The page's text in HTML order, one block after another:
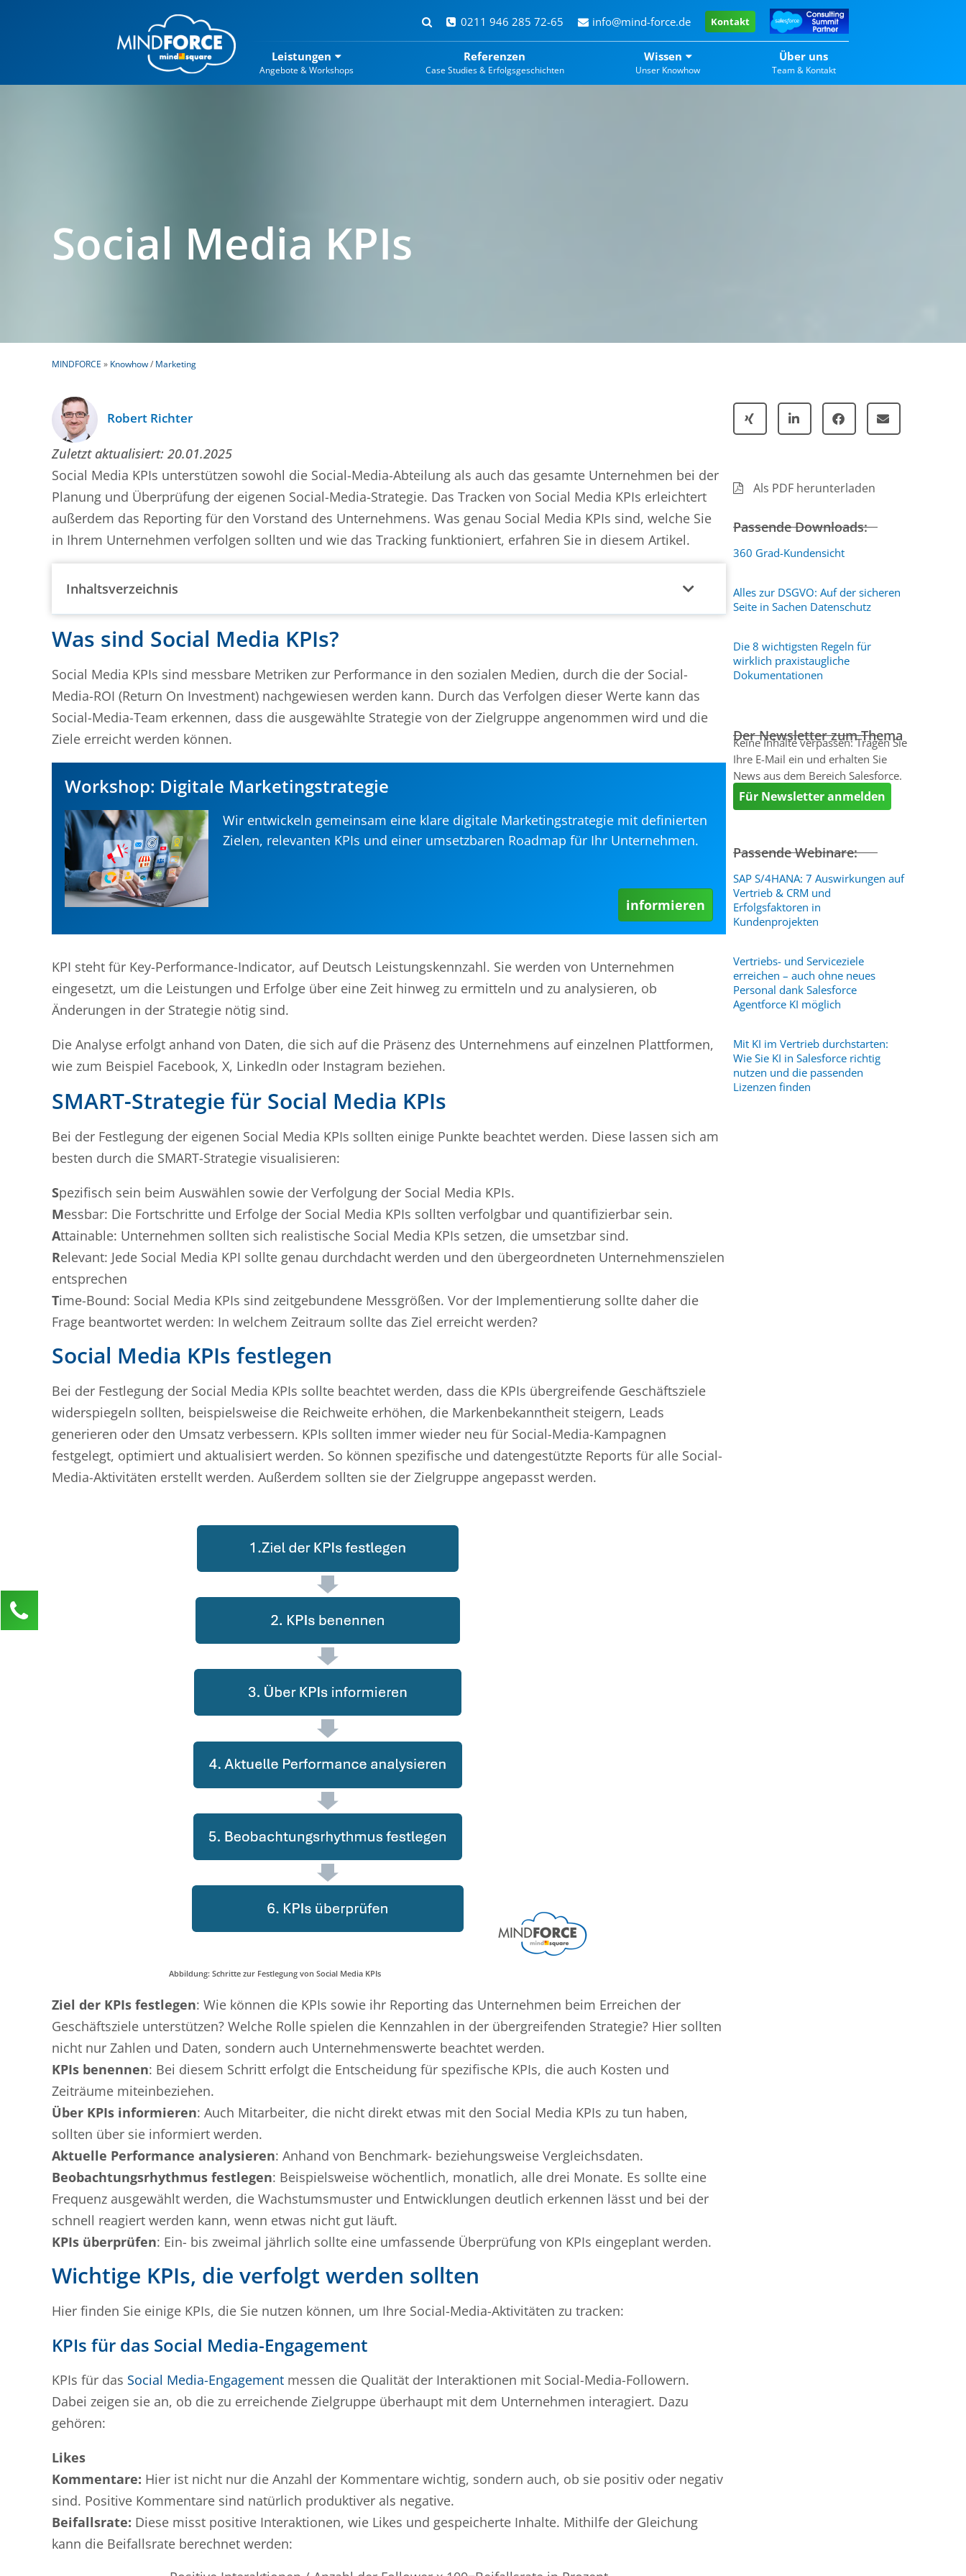
0211 946 285 72-65 info@mind-force.de Kontakt
Leistungen
Angebote & Workshops
Referenzen
Case Studies & Erfolgsgeschichten
Wissen
Unser Knowhow
Über uns
Team & Kontakt
Social Media KPIs
MINDFORCE » Knowhow/ Marketing
Robert Richter
Zuletzt aktualisiert: 20.01.2025
Social Media KPIs unterstützen sowohl die Social-Media-Abteilung als auch das gesamte Unternehmen bei der
Planung und Überprüfung der eigenen Social-Media-Strategie. Das Tracken von Social Media KPIs erleichtert
außerdem das Reporting für den Vorstand des Unternehmens. Was genau Social Media KPIs sind, welche Sie
in Ihrem Unternehmen verfolgen sollten und wie das Tracking funktioniert, erfahren Sie in diesem Artikel.
Inhaltsverzeichnis
Was sind Social Media KPIs?
Social Media KPIs sind messbare Metriken zur Performance in den sozialen Medien, durch die der Social-
Media-ROI (Return On Investment) nachgewiesen werden kann. Durch das Verfolgen dieser Werte kann das
Social-Media-Team erkennen, dass die ausgewählte Strategie von der Zielgruppe angenommen wird und die
Ziele erreicht werden können.
Workshop: Digitale Marketingstrategie
Wir entwickeln gemeinsam eine klare digitale Marketingstrategie mit definierten
Zielen, relevanten KPIs und einer umsetzbaren Roadmap für Ihr Unternehmen.
informieren
KPI steht für Key-Performance-Indicator, auf Deutsch Leistungskennzahl. Sie werden von Unternehmen
eingesetzt, um die Leistungen und Erfolge über eine Zeit hinweg zu ermitteln und zu analysieren, ob
Änderungen in der Strategie nötig sind.
Die Analyse erfolgt anhand von Daten, die sich auf die Präsenz des Unternehmens auf einzelnen Plattformen,
wie zum Beispiel Facebook, X, LinkedIn oder Instagram beziehen.
SMART-Strategie für Social Media KPIs
Bei der Festlegung der eigenen Social Media KPIs sollten einige Punkte beachtet werden. Diese lassen sich am
besten durch die SMART-Strategie visualisieren:
Spezifisch sein beim Auswählen sowie der Verfolgung der Social Media KPIs.
Messbar: Die Fortschritte und Erfolge der Social Media KPIs sollten verfolgbar und quantifizierbar sein.
Attainable: Unternehmen sollten sich realistische Social Media KPIs setzen, die umsetzbar sind.
Relevant: Jede Social Media KPI sollte genau durchdacht werden und den übergeordneten Unternehmenszielen
entsprechen
Time-Bound: Social Media KPIs sind zeitgebundene Messgrößen. Vor der Implementierung sollte daher die
Frage beantwortet werden: In welchem Zeitraum sollte das Ziel erreicht werden?
Social Media KPIs festlegen
Bei der Festlegung der Social Media KPIs sollte beachtet werden, dass die KPIs übergreifende Geschäftsziele
widerspiegeln sollten, beispielsweise die Reichweite erhöhen, die Markenbekanntheit steigern, Leads
generieren oder den Umsatz verbessern. KPIs sollten immer wieder neu für Social-Media-Kampagnen
festgelegt, optimiert und aktualisiert werden. So können spezifische und datengestützte Reports für alle Social-
Media-Aktivitäten erstellt werden. Außerdem sollten sie der Zielgruppe angepasst werden.
Abbildung: Schritte zur Festlegung von Social Media KPIs
Ziel der KPIs festlegen: Wie können die KPIs sowie ihr Reporting das Unternehmen beim Erreichen der
Geschäftsziele unterstützen? Welche Rolle spielen die Kennzahlen in der übergreifenden Strategie? Hier sollten
nicht nur Zahlen und Daten, sondern auch Unternehmenswerte beachtet werden.
KPIs benennen: Bei diesem Schritt erfolgt die Entscheidung für spezifische KPIs, die auch Kosten und
Zeiträume miteinbeziehen.
Über KPIs informieren: Auch Mitarbeiter, die nicht direkt etwas mit den Social Media KPIs zu tun haben,
sollten über sie informiert werden.
Aktuelle Performance analysieren: Anhand von Benchmark- beziehungsweise Vergleichsdaten.
Beobachtungsrhythmus festlegen: Beispielsweise wöchentlich, monatlich, alle drei Monate. Es sollte eine
Frequenz ausgewählt werden, die Wachstumsmuster und Entwicklungen deutlich erkennen lässt und bei der
schnell reagiert werden kann, wenn etwas nicht gut läuft.
KPIs überprüfen: Ein- bis zweimal jährlich sollte eine umfassende Überprüfung von KPIs eingeplant werden.
Wichtige KPIs, die verfolgt werden sollten
Hier finden Sie einige KPIs, die Sie nutzen können, um Ihre Social-Media-Aktivitäten zu tracken:
KPIs für das Social Media-Engagement
KPIs für das Social Media-Engagement messen die Qualität der Interaktionen mit Social-Media-Followern.
Dabei zeigen sie an, ob die zu erreichende Zielgruppe überhaupt mit dem Unternehmen interagiert. Dazu
gehören:
Likes
Kommentare: Hier ist nicht nur die Anzahl der Kommentare wichtig, sondern auch, ob sie positiv oder negativ
sind. Positive Kommentare sind natürlich produktiver als negative.
Beifallsrate: Diese misst positive Interaktionen, wie Likes und gespeicherte Inhalte. Mithilfe der Gleichung
kann die Beifallsrate berechnet werden:
Als PDF herunterladen
Passende Downloads:
360 Grad-Kundensicht
Alles zur DSGVO: Auf der sicheren
Seite in Sachen Datenschutz
Die 8 wichtigsten Regeln für
wirklich praxistaugliche
Dokumentationen
Der Newsletter zum Thema
Keine Inhalte verpassen: Tragen Sie
Ihre E-Mail ein und erhalten Sie
News aus dem Bereich Salesforce.
Für Newsletter anmelden
Passende Webinare:
SAP S/4HANA: 7 Auswirkungen auf
Vertrieb & CRM und
Erfolgsfaktoren in
Kundenprojekten
Vertriebs- und Serviceziele
erreichen – auch ohne neues
Personal dank Salesforce
Agentforce KI möglich
Mit KI im Vertrieb durchstarten:
Wie Sie KI in Salesforce richtig
nutzen und die passenden
Lizenzen finden